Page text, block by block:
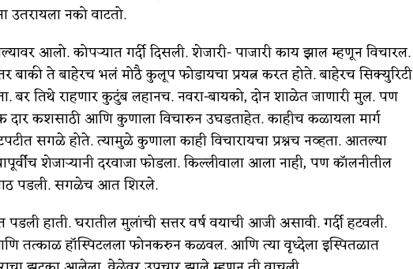
विशेष लेख
उतरायला नको वाटतो.
आलो. कोपऱ्यात गर्दी दिसली. शेजारी- पाजारी काय झाल म्हणून विचारल.
बाकी ते बाहेरच भलं मोठै कुलूप फोडायचा प्रयत्न करत होते. बाहेरच सिक्युरिटी
तिथे राहणार कुटुंब लहानच. नवरा-बायको, दोन शाळेत जाणारी मुल. पण
कशसाठी आणि कुणाला विचारुन उघडताहेत. काहीच कळायला मार्ग
सगळे होते. त्यामुळे कुणाला काही विचारायचा प्रश्नच नव्हता. आतल्या
शेजाऱ्यानी दरवाजा फोडला. किल्लीवाला आला नाही, पण कॉलनीतील
पडली. सगळेच आत शिरले.
हाती. घरातील मुलांची सत्तर वर्ष वयाची आजी असावी. गर्दी हटवली.
आणि तत्काळ हॉस्पिटलला फोनकरुन कळवल. आणि त्या वृध्देला इस्पितळात